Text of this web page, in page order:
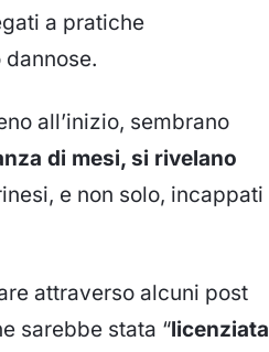
a pratiche
all’inizio, sembrano
di mesi, si rivelano
e non solo, incappati
attraverso alcuni post
sarebbe stata “licenziata